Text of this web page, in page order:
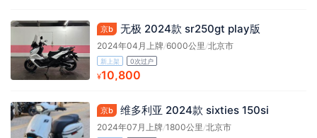
京b 无极 2024款 sr250gt play版
2024年04月上牌/6000公里/北京市
新上架 0次过户
¥10,800
京b 维多利亚 2024款 sixties 150si
2024年07月上牌/1800公里/北京市